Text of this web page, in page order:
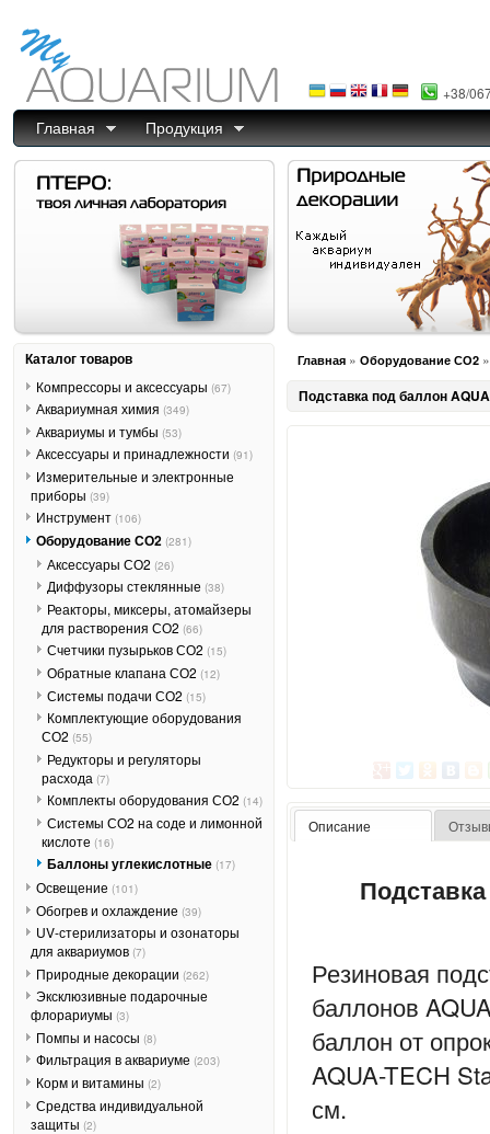
+38/
Главная Продукция
Главная » Оборудование СО2
Подставка под баллон
Описание
Резиновая
баллонов
баллон от
AQUA-TECH
см.
Каталог товаров
Компрессоры и аксессуары (67)
Аквариумная химия (349)
Аквариумы и тумбы (53)
Аксессуары и принадлежности (91)
Измерительные и электронные
приборы (39)
Инструмент (106)
Оборудование СО2 (281)
Аксессуары СО2 (26)
Диффузоры стеклянные (38)
Реакторы, миксеры, атомайзеры
для растворения СО2 (66)
Счетчики пузырьков СО2 (15)
Обратные клапана СО2 (12)
Системы подачи СО2 (15)
Комплектующие оборудования
СО2 (55)
Редукторы и регуляторы
расхода (7)
Комплекты оборудования СО2 (14)
Системы СО2 на соде и лимонной
кислоте (16)
Баллоны углекислотные (17)
Освещение (101)
Обогрев и охлаждение (39)
UV-стерилизаторы и озонаторы
для аквариумов (7)
Природные декорации (262)
Эксклюзивные подарочные
флорариумы (3)
Помпы и насосы (8)
Фильтрация в аквариуме (203)
Корм и витамины (2)
Средства индивидуальной
защиты (2)